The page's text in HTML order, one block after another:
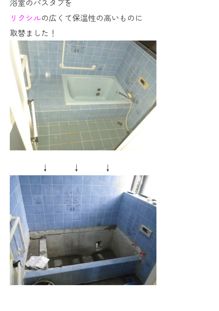
浴室のバスタブを
リクシルの広くて保温性の高いものに
取替ました！
↓ ↓ ↓